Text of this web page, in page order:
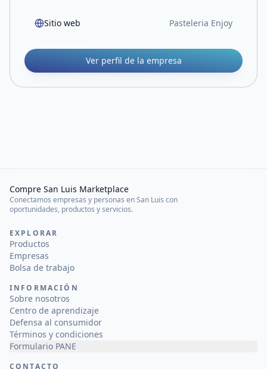
Sitio web Pasteleria Enjoy
Ver perfil de la empresa
Compre San Luis Marketplace
Conectamos empresas y personas en San Luis con
oportunidades, productos y servicios.
EXPLORAR
Productos
Empresas
Bolsa de trabajo
INFORMACIÓN
Sobre nosotros
Centro de aprendizaje
Defensa al consumidor
Términos y condiciones
Formulario PANE
CONTACTO